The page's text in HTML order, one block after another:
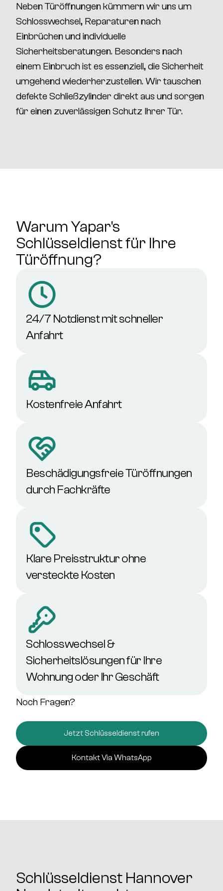
Neben Türöffnungen kümmern wir uns um
Schlosswechsel, Reparaturen nach
Einbrüchen und individuelle
Sicherheitsberatungen. Besonders nach
einem Einbruch ist es essenziell, die Sicherheit
umgehend wiederherzustellen. Wir tauschen
defekte Schließzylinder direkt aus und sorgen
für einen zuverlässigen Schutz Ihrer Tür.
Warum Yapar's
Schlüsseldienst für Ihre
Türöffnung?
24/7 Notdienst mit schneller
Anfahrt
Kostenfreie Anfahrt
Beschädigungsfreie Türöffnungen
durch Fachkräfte
Klare Preisstruktur ohne
versteckte Kosten
Schlosswechsel &
Sicherheitslösungen für Ihre
Wohnung oder Ihr Geschäft
Noch Fragen?
Jetzt Schlüsseldienst rufen
Kontakt Via WhatsApp
Schlüsseldienst Hannover